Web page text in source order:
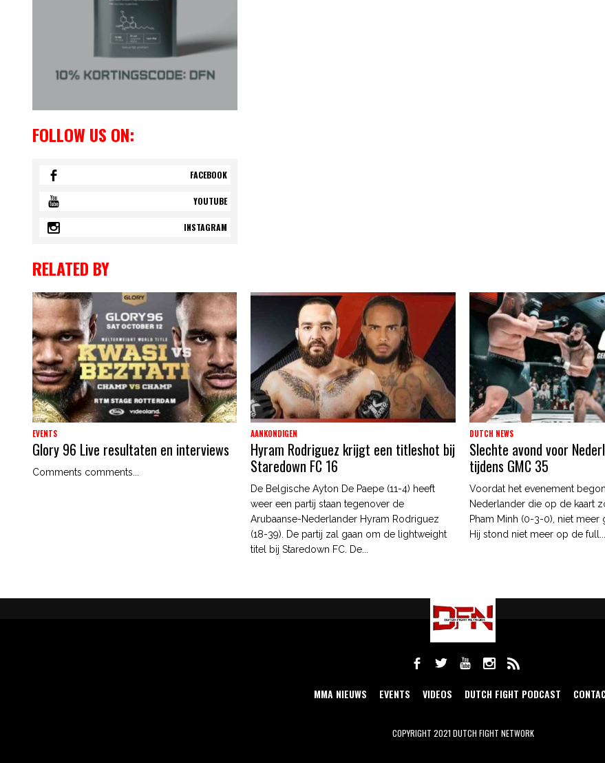
FOLLOW US ON:
FACEBOOK
YOUTUBE
INSTAGRAM
RELATED BY
EVENTS
Glory 96 Live resultaten en interviews
Comments comments...
AANKONDIGEN
Hyram Rodriguez krijgt een titleshot bij
Staredown FC 16
De Belgische Ayton De Paepe (11-4) heeft
weer een partij staan tegenover de
Arubaanse-Nederlander Hyram Rodriguez
(18-39). De partij zal gaan om de lightweight
titel bij Staredown FC. De...
DUTCH NEWS
Slechte avond voor
tijdens GMC 35
Voordat het evenement
Nederlander die op de kaart
Pham Minh (0-3-0), niet meer
Hij stond niet meer op de full...
MMA NIEUWS EVENTS VIDEOS DUTCH FIGHT PODCAST
COPYRIGHT 2021 DUTCH FIGHT NETWORK